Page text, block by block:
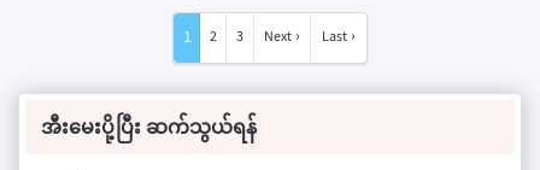
1 2 3 Next › Last ›
အီးမေးပို့ပြီး ဆက်သွယ်ရန်